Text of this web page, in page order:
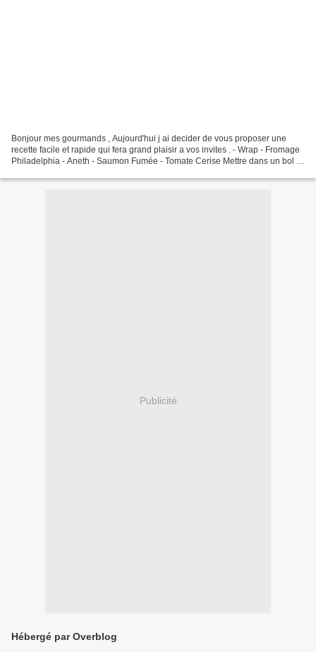
Bonjour mes gourmands , Aujourd'hui j ai decider de vous proposer une
recette facile et rapide qui fera grand plaisir a vos invites . - Wrap - Fromage
Philadelphia - Aneth - Saumon Fumée - Tomate Cerise Mettre dans un bol le
Publicité
Hébergé par Overblog